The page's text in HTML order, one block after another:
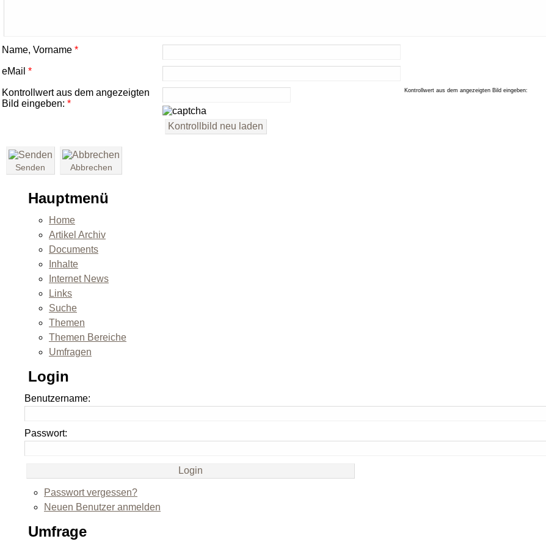
Name, Vorname *
eMail *
Kontrollwert aus dem angezeigten
Bild eingeben: *
Kontrollwert aus dem angezeigten Bild eingeben:
Senden Abbrechen
Hauptmenü
Home
Artikel Archiv
Documents
Inhalte
Internet News
Links
Suche
Themen
Themen Bereiche
Umfragen
Login
Benutzername:
Passwort:
Passwort vergessen?
Neuen Benutzer anmelden
Umfrage